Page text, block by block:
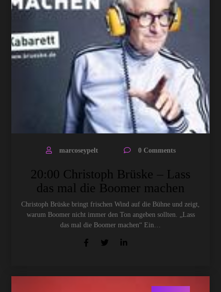
marcoseypelt 0 Comments
20:00 Christoph Brüske – Lass
das mal die Boomer machen
Christoph Brüske bringt frischen Wind auf die Bühne und zeigt,
warum Boomer nicht immer den Ton angeben sollten. „Lass
das mal die Boomer machen“ Ein…